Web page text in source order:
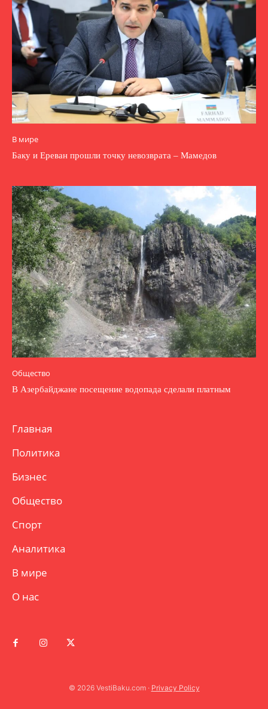
В мире
Баку и Ереван прошли точку невозврата – Мамедов
Общество
В Азербайджане посещение водопада сделали платным
Главная
Политика
Бизнес
Общество
Спорт
Аналитика
В мире
О нас
© 2026 VestiBaku.com · Privacy Policy